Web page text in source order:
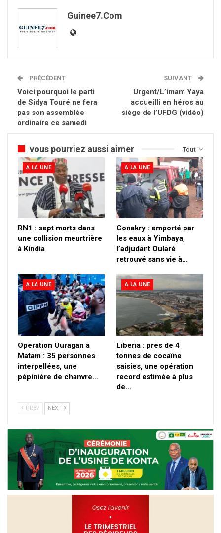
Guinee7.com
PRÉCÉDENT
Voici pourquoi le parti
de Sidya Touré ne fera
pas son assemblée
ordinaire ce samedi
SUIVANT
Urgent/L’imam Yaya
accueilli en héros au
siège de l’UFDG (vidéo)
Tout
vous pourriez aussi aimer
A LA UNE
RN1 : sept morts dans
une collision meurtrière
à Kindia
A LA UNE
Conakry : emporté par
les eaux à Yimbaya,
l’adjudant Oularé
retrouvé sans vie à…
A LA UNE
Opération Ouragan à
Matam : 35 personnes
interpellées, une
pépinière de chanvre…
A LA UNE
Liberia : près de 4
tonnes de cocaïne
saisies, une opération
record estimée à plus
de…
PREV NEXT